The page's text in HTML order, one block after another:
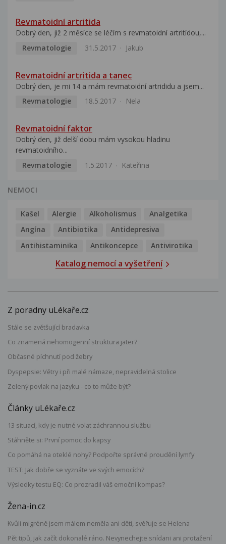
Revmatoidní artritida
Dobrý den, již 2 měsíce se léčím s revmatoidní artritídou,...
Revmatologie
31.5.2017 Jakub
Revmatoidní artritida a tanec
Dobrý den, je mi 14 a mám revmatoidní artrididu a jsem...
Revmatologie
18.5.2017 Nela
Revmatoidní faktor
Dobrý den, již delší dobu mám vysokou hladinu
revmatoidního...
Revmatologie
1.5.2017 Kateřina
NEMOCI
Kašel Alergie Alkoholismus
Analgetika
Angína
Antibiotika
Antidepresiva
Antihistaminika
Antikoncepce Antivirotika
Katalog nemocí a vyšetření
Z poradny uLékaře.cz
Stále se zvětšující bradavka
Co znamená nehomogenní struktura jater?
Občasné píchnutí pod žebry
Dyspepsie: Větry i při malé námaze, nepravidelná stolice
Zelený povlak na jazyku - co to může být?
Články uLékaře.cz
13 situací, kdy je nutné volat záchrannou službu
Stáhněte si: První pomoc do kapsy
Co pomáhá na oteklé nohy? Podpořte správné proudění lymfy
TEST: Jak dobře se vyznáte ve svých emocích?
Výsledky testu EQ: Co prozradil váš emoční kompas?
Žena-in.cz
Kvůli migréně jsem málem neměla ani děti, svěřuje se Helena
Pět tipů, jak začít dokonalé ráno. Nevynechejte snídani ani protažení